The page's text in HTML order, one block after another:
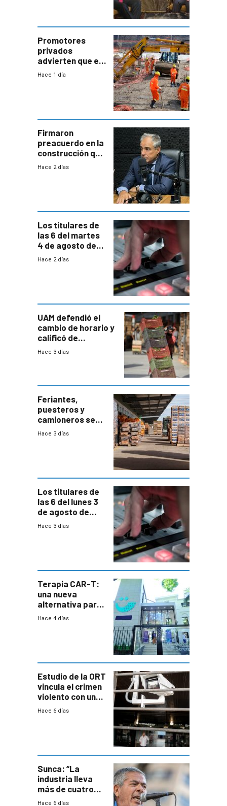
enorme
potencial
Promotores
privados
advierten que el
nuevo convenio
a revisar
proyectos
Hace 1 día
Firmaron
preacuerdo en la
construcción que
comprende
Hace 2 días
Los titulares de
las 6 del martes
4 de agosto de
2026
Hace 2 días
UAM defendió el
cambio de horario y
calificó de
“desproporcionado”
Hace 3 días
Feriantes,
puesteros y
camioneros se
movilizaron en
Hace 3 días
Los titulares de
las 6 del lunes 3
de agosto de
2026
Hace 3 días
Terapia CAR-T:
una nueva
alternativa para
niños y
Hace 4 días
Estudio de la ORT
vincula el crimen
violento con una
menor creación
Hace 6 días
Sunca: “La
industria lleva
más de cuatro
meses sin
Hace 6 días